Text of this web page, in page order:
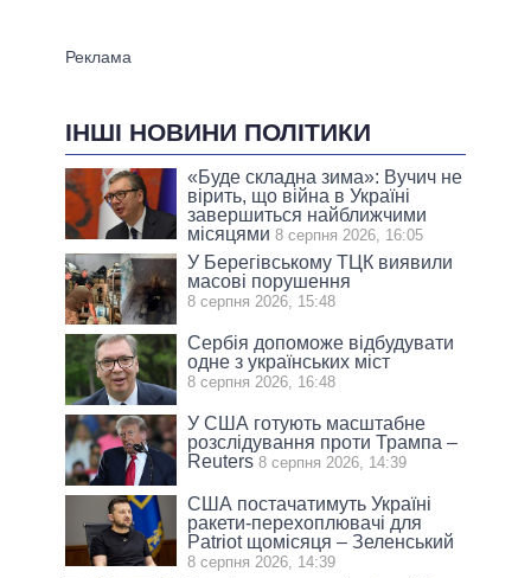
ІНШІ НОВИНИ ПОЛІТИКИ
«Буде складна зима»: Вучич не
вірить, що війна в Україні
завершиться найближчими
місяцями 8 серпня 2026, 16:05
У Берегівському ТЦК виявили
масові порушення
8 серпня 2026, 15:48
Сербія допоможе відбудувати
одне з українських міст
8 серпня 2026, 16:48
У США готують масштабне
розслідування проти Трампа –
Reuters 8 серпня 2026, 14:39
США постачатимуть Україні
ракети-перехоплювачі для
Patriot щомісяця – Зеленський
8 серпня 2026, 14:39